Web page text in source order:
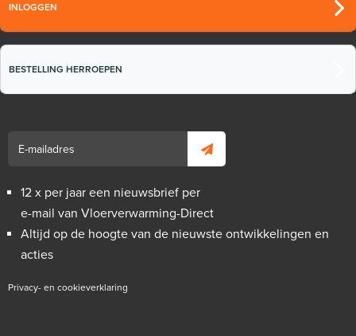
INLOGGEN
BESTELLING HERROEPEN
12 x per jaar een nieuwsbrief per
e-mail van Vloerverwarming-Direct
Altijd op de hoogte van de nieuwste ontwikkelingen en
acties
Privacy- en cookieverklaring